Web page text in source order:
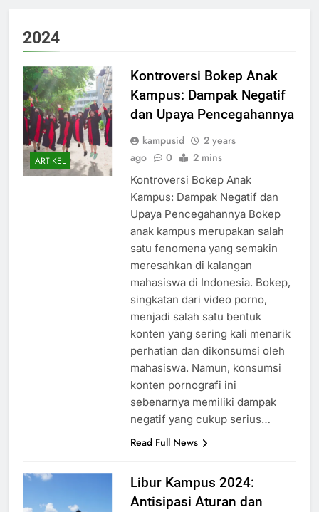
2024
ARTIKEL
Kontroversi Bokep Anak
Kampus: Dampak Negatif
dan Upaya Pencegahannya
kampusid
2 years
ago
0 2 mins
Kontroversi Bokep Anak
Kampus: Dampak Negatif dan
Upaya Pencegahannya Bokep
anak kampus merupakan salah
satu fenomena yang semakin
meresahkan di kalangan
mahasiswa di Indonesia. Bokep,
singkatan dari video porno,
menjadi salah satu bentuk
konten yang sering kali menarik
perhatian dan dikonsumsi oleh
mahasiswa. Namun, konsumsi
konten pornografi ini
sebenarnya memiliki dampak
negatif yang cukup serius…
Read Full News
Libur Kampus 2024:
Antisipasi Aturan dan